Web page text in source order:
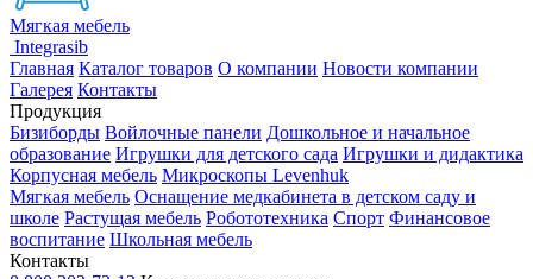
Мягкая мебель
Integrasib
Главная Каталог товаров О компании Новости компании
Галерея Контакты
Продукция
Бизиборды Войлочные панели Дошкольное и начальное
образование Игрушки для детского сада Игрушки и дидактика
Корпусная мебель Микроскопы Levenhuk
Мягкая мебель Оснащение медкабинета в детском саду и
школе Растущая мебель Робототехника Спорт Финансовое
воспитание Школьная мебель
Контакты